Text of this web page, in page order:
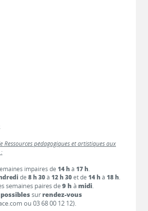
Ressources pédagogiques et artistiques aux
impaires de 14 hà 17 h.
de 8 h 30à 12 h 30et de 14 hà 18 h.
semaines paires de9 h à midi.
possiblessur rendez-vous
ou 03 68 00 12 12).